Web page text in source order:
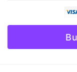
Douillette